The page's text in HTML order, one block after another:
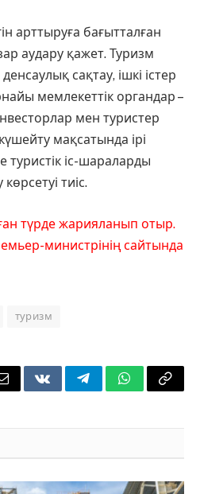
арттыруға бағытталған
аудару қажет. Туризм
сақтау, ішкі істер
мемлекеттік органдар –
мен туристер
мақсатында ірі
іс-шараларды
тиіс.
түрде жарияланып отыр.
министрінің сайтында
туризм
Email VKontakteTelegramWhatsApp
Copy